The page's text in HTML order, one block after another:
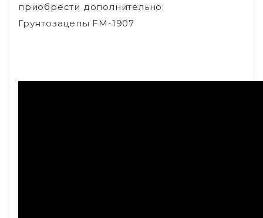
приобрести дополнительно:
Грунтозацепы FM-1907